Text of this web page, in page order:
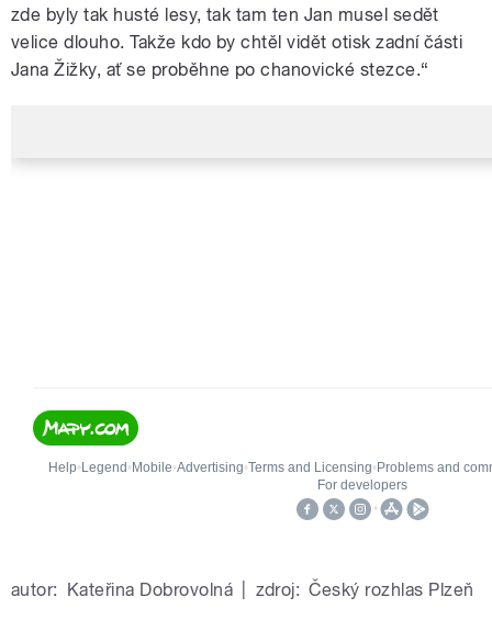
zde byly tak husté lesy, tak tam ten Jan musel sedět
velice dlouho. Takže kdo by chtěl vidět otisk zadní části
Jana Žižky, ať se proběhne po chanovické stezce.“
autor: Kateřina Dobrovolná zdroj: Český rozhlas Plzeň